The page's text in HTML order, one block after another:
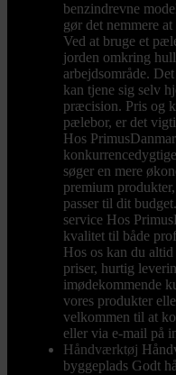
benzindrevne
gør det nemmere
Ved at bruge et
jorden omkring
arbejdsområde.
kan tjene sig selv
præcision. Pris og
pælebor, er det
Hos
søger en mere
premium
passer til dit
service Hos
kvalitet til både
Hos os kan du
priser, hurtig
imødekommende
vores produkter
velkommen til at
eller via e-mail på
Håndværktøj
byggeplads Godt